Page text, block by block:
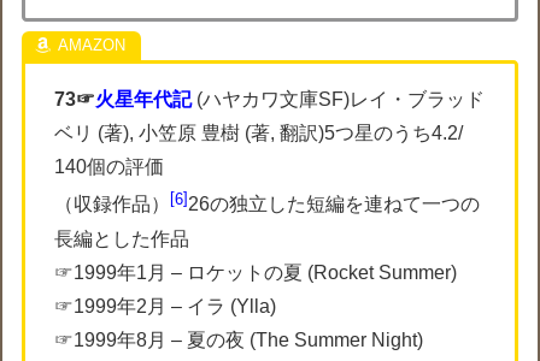
73☞火星年代記(ハヤカワ文庫SF)レイ・ブラッド
ベリ (著), 小笠原 豊樹 (著, 翻訳)5つ星のうち4.2/
140個の評価
（収録作品）
6 26の独立した短編を連ねて一つの
長編とした作品
☞1999年1月 – ロケットの夏 (Rocket Summer)
☞1999年2月 – イラ (Ylla)
☞1999年8月 – 夏の夜 (The Summer Night)